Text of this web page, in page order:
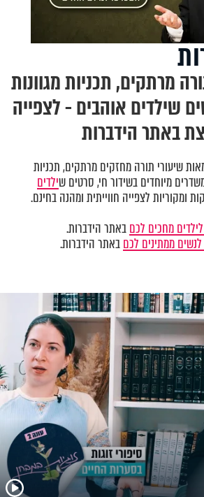
מרתקים, תכניות מגוונות
שילדים אוהבים - לצפייה
באתר הידברות
שיעורי תורה מחזקים מרתקים, תכניות
מיוחדים בשידור חי, סרטים שילדים
ומקוריות לצפייה חווייתית ומהנה בחינם.
מחכים לכםבאתר הידברות.
ממתינים לכםבאתר הידברות.